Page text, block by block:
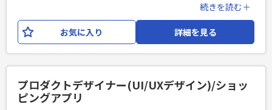
なっており、 TypeScript/Next.jsでの開発が可能なフロントエ
ンドエンジニアを急募しております。 サービスは、toC向けの
エンタメサービスとなります。 [業務内容] ・プロダクトの企
UI,SCSS,CSS Modules Storybook,pnpm, OpenAPI, GitHub
Action, Figma
続きを読む＋
お気に入り 詳細を見る
プロダクトデザイナー(UI/UXデザイン)/ショッ
ピングアプリ